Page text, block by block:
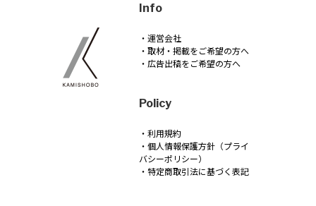
Info
・運営会社
・取材・掲載をご希望の方へ
・広告出稿をご希望の方へ
Policy
・利用規約
・個人情報保護方針（プライ
バシーポリシー）
・特定商取引法に基づく表記